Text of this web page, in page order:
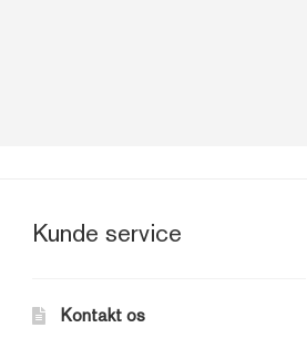
Kunde service
Kontakt os